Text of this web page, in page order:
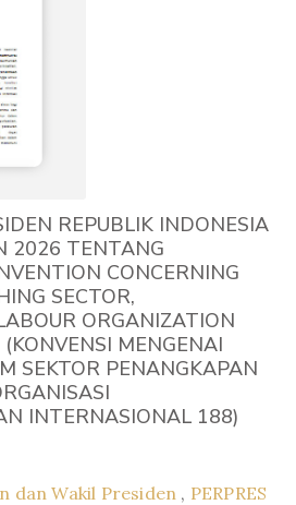
REPUBLIK INDONESIA
2026 TENTANG
CONCERNING
SECTOR,
ORGANIZATION
MENGENAI
SEKTOR PENANGKAPAN
INTERNASIONAL 188)
dan Wakil Presiden , PERPRES